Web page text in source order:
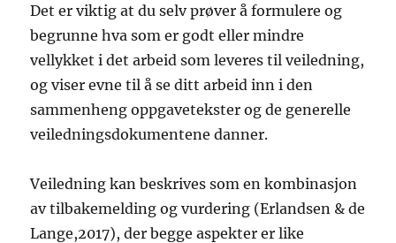
Det er viktig at du selv prøver å formulere og
begrunne hva som er godt eller mindre
vellykket i det arbeid som leveres til veiledning,
og viser evne til å se ditt arbeid inn i den
sammenheng oppgavetekster og de generelle
veiledningsdokumentene danner.
Veiledning kan beskrives som en kombinasjon
av tilbakemelding og vurdering (Erlandsen & de
Lange,2017), der begge aspekter er like